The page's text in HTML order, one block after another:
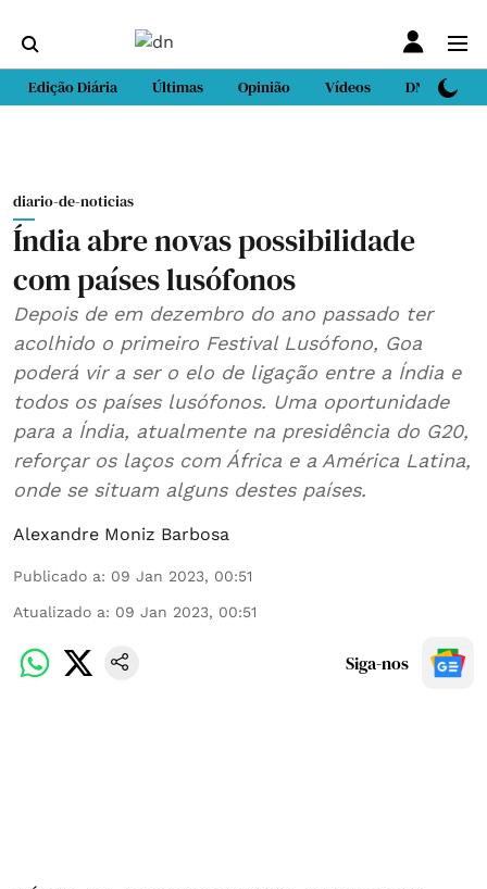
Edição Diária Últimas Opinião Vídeos DN Sport
diario-de-noticias
Índia abre novas possibilidade
com países lusófonos
Depois de em dezembro do ano passado ter
acolhido o primeiro Festival Lusófono, Goa
poderá vir a ser o elo de ligação entre a Índia e
todos os países lusófonos. Uma oportunidade
para a Índia, atualmente na presidência do G20,
reforçar os laços com África e a América Latina,
onde se situam alguns destes países.
Alexandre Moniz Barbosa
Publicado a: 09 Jan 2023, 00:51
Atualizado a: 09 Jan 2023, 00:51
Siga-nos